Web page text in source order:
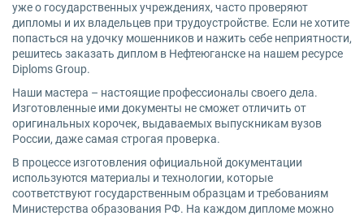
уже о государственных учреждениях, часто проверяют
дипломы и их владельцев при трудоустройстве. Если не хотите
попасться на удочку мошенников и нажить себе неприятности,
решитесь заказать диплом в Нефтеюганске на нашем ресурсе
Diploms Group.
Наши мастера – настоящие профессионалы своего дела.
Изготовленные ими документы не сможет отличить от
оригинальных корочек, выдаваемых выпускникам вузов
России, даже самая строгая проверка.
В процессе изготовления официальной документации
используются материалы и технологии, которые
соответствуют государственным образцам и требованиям
Министерства образования РФ. На каждом дипломе можно